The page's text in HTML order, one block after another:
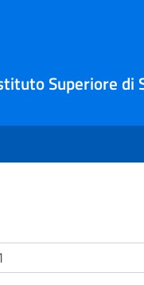
Superiore di